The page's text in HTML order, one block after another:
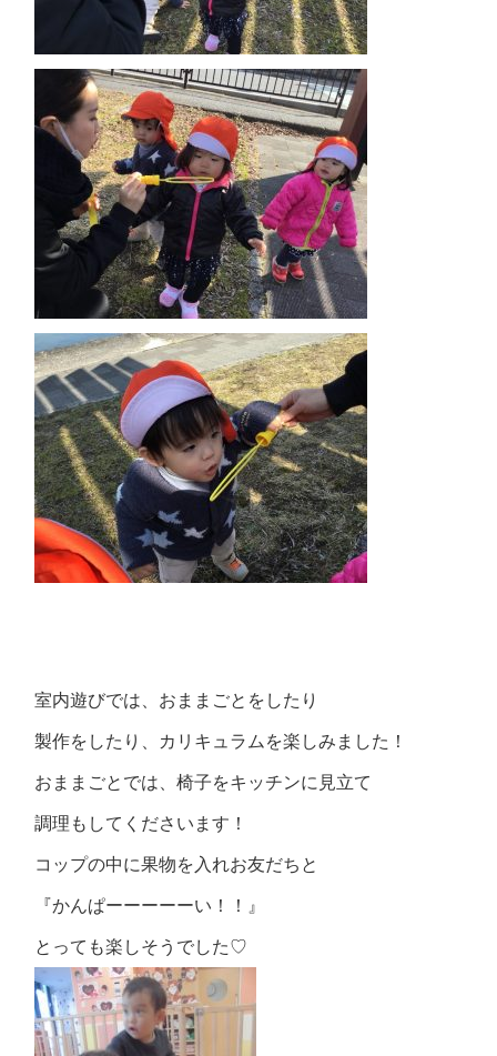
室内遊びでは、おままごとをしたり
製作をしたり、カリキュラムを楽しみました！
おままごとでは、椅子をキッチンに見立て
調理もしてくださいます！
コップの中に果物を入れお友だちと
『かんぱーーーーーい！！』
とっても楽しそうでした♡